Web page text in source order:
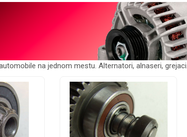
na jednom mestu. Alternatori, alnaseri, grejaci...